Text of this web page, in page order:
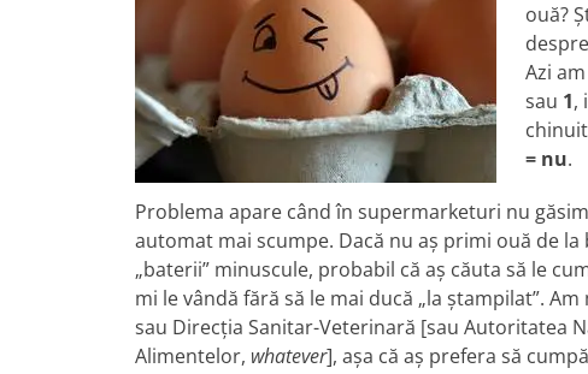
ouă?
Azi
sau 1,
= nu.
Problema apare când în supermarketuri nu
automat mai scumpe. Dacă nu aş primi ouă de
„baterii” minuscule, probabil că aş căuta să le
mi le vândă fără să le mai ducă „la ştampilat”.
sau Direcţia Sanitar-Veterinară [sau Autoritatea
Alimentelor, whatever], aşa că aş prefera să